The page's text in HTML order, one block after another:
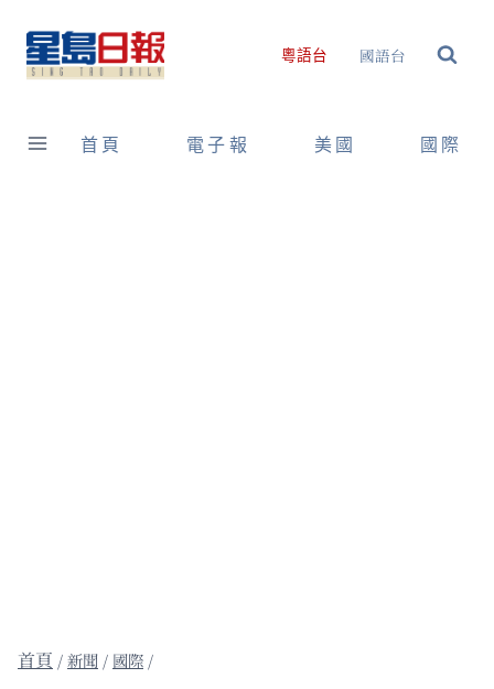
content
粵語台 國語台
首頁 電子報 美國 國際
/新聞 / 國際 /